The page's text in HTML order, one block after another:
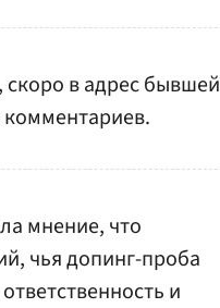
в адрес бывшей
комментариев.
мнение, что
чья допинг-проба
и